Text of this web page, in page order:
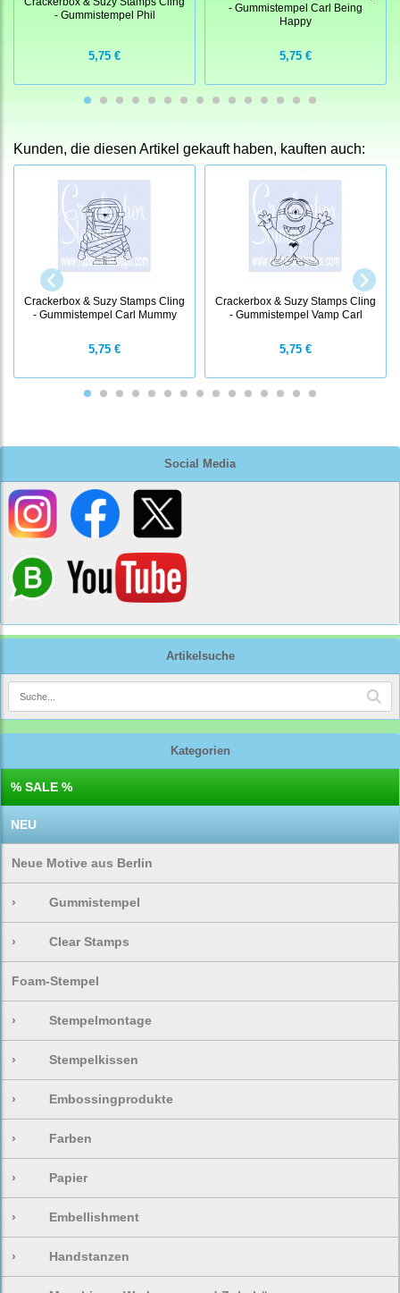
Social Media
Artikelsuche
Kategorien
% SALE %
NEU
Neue Motive aus Berlin
› Gummistempel
› Clear Stamps
Foam-Stempel
› Stempelmontage
› Stempelkissen
› Embossingprodukte
› Farben
› Papier
› Embellishment
› Handstanzen
- Gummistempel Phil
5,75 €
- Gummistempel Carl Being
Happy
5,75 €
Kunden, die diesen Artikel gekauft haben, kauften auch:
Crackerbox & Suzy Stamps Cling
- Gummistempel Carl Mummy
5,75 €
Crackerbox & Suzy Stamps Cling
- Gummistempel Vamp Carl
5,75 €